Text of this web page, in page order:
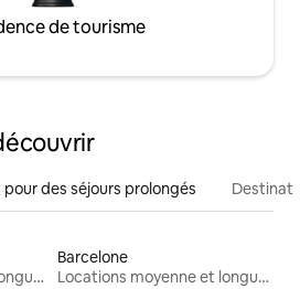
de tourisme
des séjours prolongés
Locations moyenne et longue durée
Barcelone
Locations moyenne et longue durée